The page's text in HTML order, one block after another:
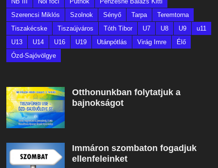
Szerencsi Miklós
Szolnok Sényő Tarpa
Teremtorna
Tiszakécske
Tiszaújváros Tóth Tibor U7 U8 U9
u11
U13
U14 U16 U19 Utánpótlás Virág Imre
Élő
Ózd-Sajóvölgye
Otthonunkban folytatjuk a
bajnokságot
Immáron szombaton fogadjuk
ellenfeleinket